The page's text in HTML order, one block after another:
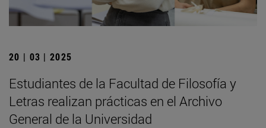
20 | 03 | 2025
Estudiantes de la Facultad de Filosofía y
Letras realizan prácticas en el Archivo
General de la Universidad